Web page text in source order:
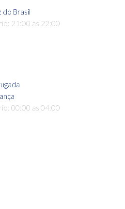
do Brasil
21:00 as 22:00
00:00 as 04:00